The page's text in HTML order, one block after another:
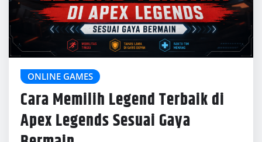
sesuai gaya bermain harus dimulai dari
memahami kebiasaan diri sendiri saat masuk ke…
READ MORE